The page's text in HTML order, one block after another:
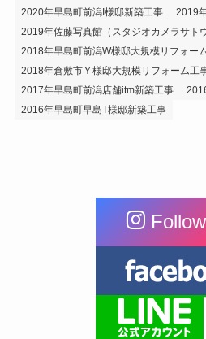
2020年早島町前潟I様邸新築工事
2019
2019年佐藤写真館（スタジオカメラサト
2018年早島町前潟W様邸大規模リフォー
2018年倉敷市Ｙ様邸大規模リフォーム工
2017年早島町前潟店舗itm新築工事
2016年早島町早島T様邸新築工事